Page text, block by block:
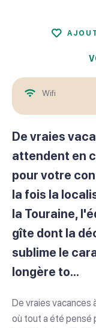
Wifi
De vraies
attendent en
pour votre
la fois la
la Touraine,
gîte dont la
sublime le
longère to...
De vraies vacances
où tout a été pensé